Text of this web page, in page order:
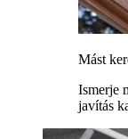
Mást
Ismerje
javítás